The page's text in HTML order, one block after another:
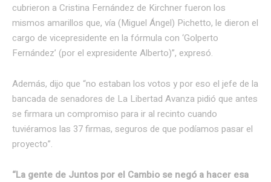
cubrieron a Cristina Fernández de Kirchner fueron los
mismos amarillos que, vía (Miguel Ángel) Pichetto, le dieron el
cargo de vicepresidente en la fórmula con ‘Golperto
Fernández’ (por el expresidente Alberto)”, expresó.
Además, dijo que “no estaban los votos y por eso el jefe de la
bancada de senadores de La Libertad Avanza pidió que antes
se firmara un compromiso para ir al recinto cuando
tuviéramos las 37 firmas, seguros de que podíamos pasar el
proyecto”.
“La gente de Juntos por el Cambio se negó a hacer esa